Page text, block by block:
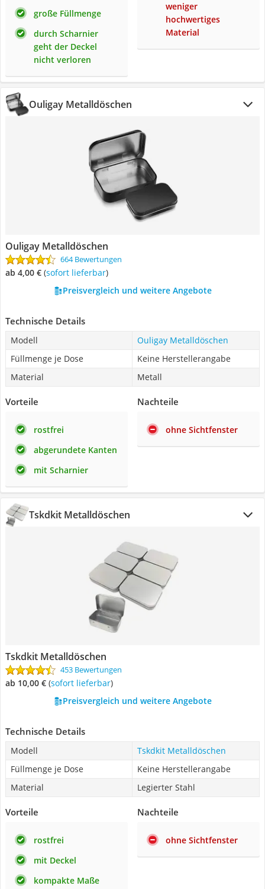
große Füllmenge
durch Scharnier
geht der Deckel
nicht verloren
weniger
hochwertiges
Material
Ouligay Metalldöschen
Ouligay Metalldöschen
664 Bewertungen
ab 4,00 € ( Sofort lieferbar)
Preisvergleich und weitere Angebote
Technische Details
Modell
Ouligay Metalldöschen
Füllmenge je Dose
Keine Herstellerangabe
Material
Metall
Vorteile
rostfrei
abgerundete Kanten
mit Scharnier
Nachteile
ohne Sichtfenster
Tskdkit Metalldöschen
Tskdkit Metalldöschen
453 Bewertungen
ab 10,00 € ( Sofort lieferbar)
Preisvergleich und weitere Angebote
Technische Details
Modell
Tskdkit Metalldöschen
Füllmenge je Dose
Keine Herstellerangabe
Material
Legierter Stahl
Vorteile
rostfrei
mit Deckel
kompakte Maße
Nachteile
ohne Sichtfenster